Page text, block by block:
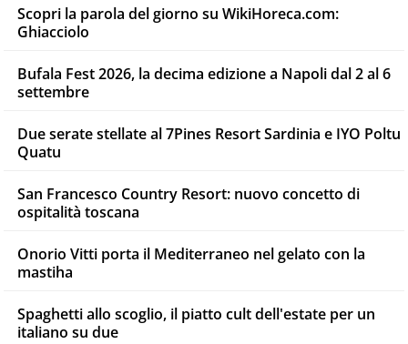
Scopri la parola del giorno su WikiHoreca.com:
Ghiacciolo
Bufala Fest 2026, la decima edizione a Napoli dal 2 al 6
settembre
Due serate stellate al 7Pines Resort Sardinia e IYO Poltu
Quatu
San Francesco Country Resort: nuovo concetto di
ospitalità toscana
Onorio Vitti porta il Mediterraneo nel gelato con la
mastiha
Spaghetti allo scoglio, il piatto cult dell'estate per un
italiano su due